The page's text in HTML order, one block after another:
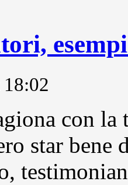
con
star